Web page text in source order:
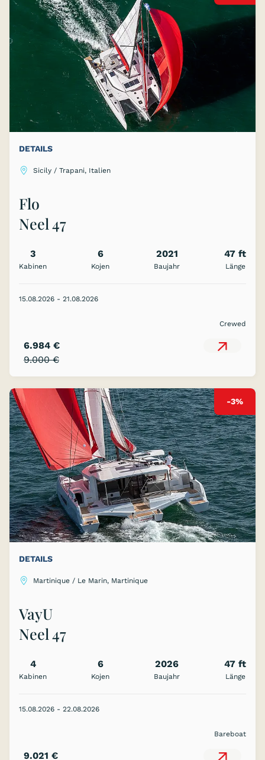
DETAILS
Sicily / Trapani, Italien
Flo
Neel 47
3
Kabinen
6
Kojen
2021
Baujahr
47 ft
Länge
15.08.2026 - 21.08.2026
Crewed
9.000 €
6.984 €
-3%
DETAILS
Martinique / Le Marin, Martinique
VayU
Neel 47
4
Kabinen
6
Kojen
2026
Baujahr
47 ft
Länge
15.08.2026 - 22.08.2026
Bareboat
9.021 €